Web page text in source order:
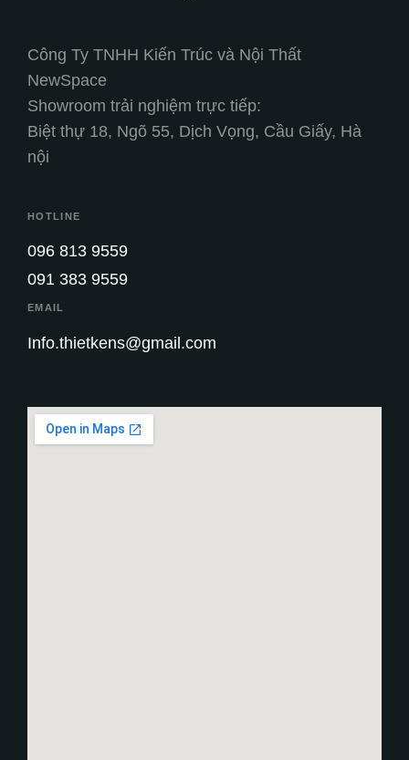
Công Ty TNHH Kiến Trúc và Nội Thất
NewSpace
Showroom trải nghiệm trực tiếp:
Biệt thự 18, Ngõ 55, Dịch Vọng, Cầu Giấy, Hà
nội
HOTLINE
096 813 9559
091 383 9559
EMAIL
Info.thietkens@gmail.com